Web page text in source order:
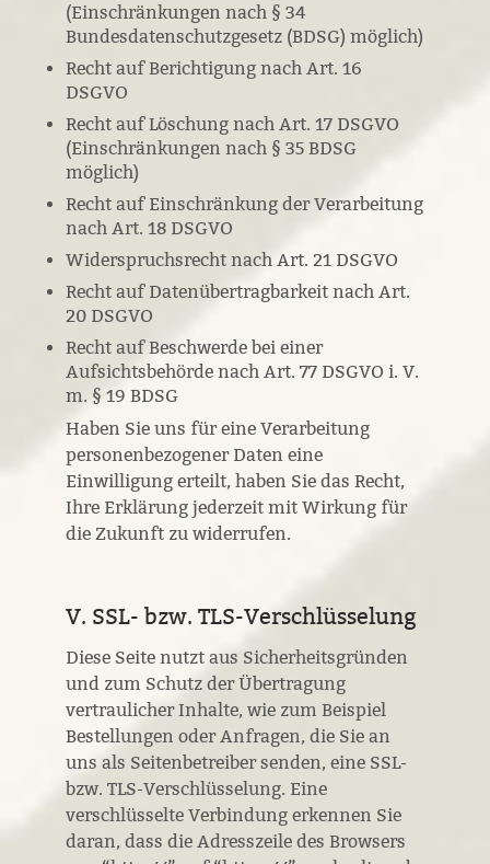
(Einschränkungen nach § 34
Bundesdatenschutzgesetz (BDSG) möglich)
Recht auf Berichtigung nach Art. 16
DSGVO
Recht auf Löschung nach Art. 17 DSGVO
(Einschränkungen nach § 35 BDSG
möglich)
Recht auf Einschränkung der Verarbeitung
nach Art. 18 DSGVO
Widerspruchsrecht nach Art. 21 DSGVO
Recht auf Datenübertragbarkeit nach Art.
20 DSGVO
Recht auf Beschwerde bei einer
Aufsichtsbehörde nach Art. 77 DSGVO i. V.
m. § 19 BDSG
Haben Sie uns für eine Verarbeitung
personenbezogener Daten eine
Einwilligung erteilt, haben Sie das Recht,
Ihre Erklärung jederzeit mit Wirkung für
die Zukunft zu widerrufen.
V. SSL- bzw. TLS-Verschlüsselung
Diese Seite nutzt aus Sicherheitsgründen
und zum Schutz der Übertragung
vertraulicher Inhalte, wie zum Beispiel
Bestellungen oder Anfragen, die Sie an
uns als Seitenbetreiber senden, eine SSL-
bzw. TLS-Verschlüsselung. Eine
verschlüsselte Verbindung erkennen Sie
daran, dass die Adresszeile des Browsers